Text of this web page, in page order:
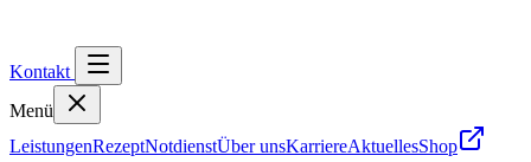
Kontakt
Menü
LeistungenRezeptNotdienstÜber unsKarriereAktuellesShop